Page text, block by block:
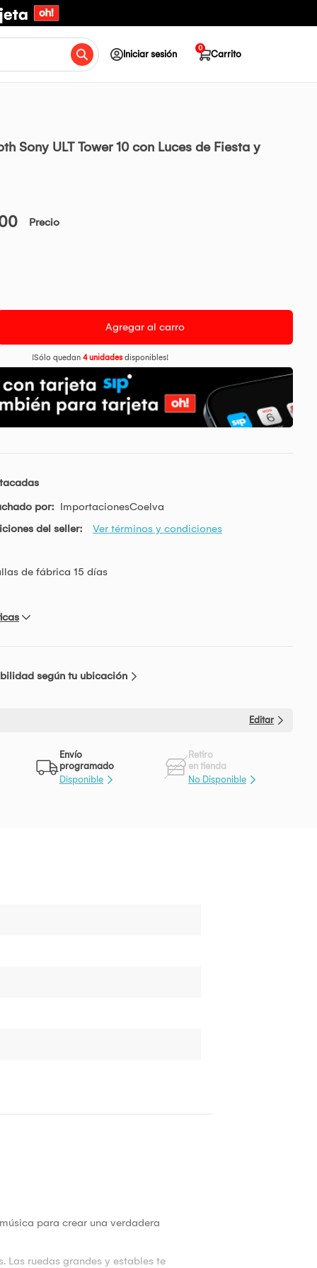
Iniciar sesión Carrito
0
Sony ULT Tower 10 con Luces de Fiesta y
Precio
Agregar al carro
¡Sólo quedan 4 unidadesdisponibles!
por: ImportacionesCoelva
del seller:
Ver términos y condiciones
de fábrica 15 días
según tu ubicación
Editar
Envío
programado
Disponible
Retiro
en tienda
No Disponible
para crear una verdadera
Las ruedas grandes y estables te